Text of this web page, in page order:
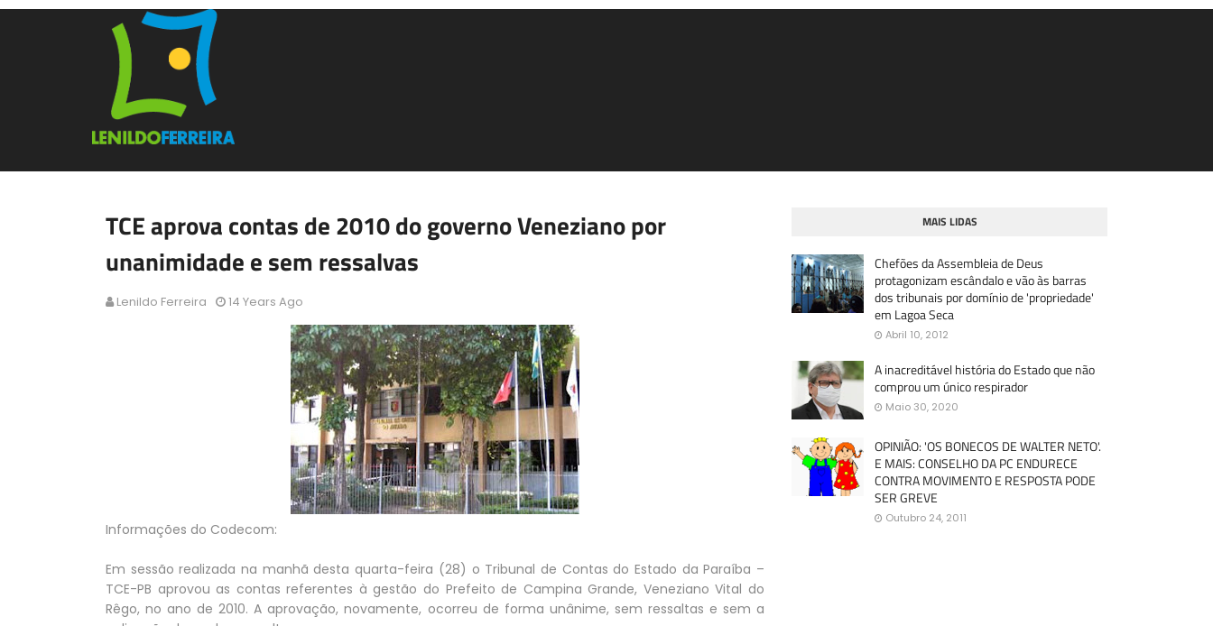
TCE aprova contas de 2010 do governo Veneziano por
unanimidade e sem ressalvas
Lenildo Ferreira 14 Years Ago
Informações do Codecom:
Em sessão realizada na manhã desta quarta-feira (28) o Tribunal de Contas do Estado da Paraíba –
TCE-PB aprovou as contas referentes à gestão do Prefeito de Campina Grande, Veneziano Vital do
Rêgo, no ano de 2010. A aprovação, novamente, ocorreu de forma unânime, sem ressaltas e sem a
MAIS LIDAS
Chefões da Assembleia de Deus
protagonizam escândalo e vão às barras
dos tribunais por domínio de 'propriedade'
em Lagoa Seca
Abril 10, 2012
A inacreditável história do Estado que não
comprou um único respirador
Maio 30, 2020
OPINIÃO: 'OS BONECOS DE WALTER NETO'.
E MAIS: CONSELHO DA PC ENDURECE
CONTRA MOVIMENTO E RESPOSTA PODE
SER GREVE
Outubro 24, 2011